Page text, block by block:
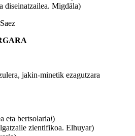
diseinatzailea. Migdäla)
jakin-minetik ezagutzara
eta bertsolariai)
zientifikoa. Elhuyar)